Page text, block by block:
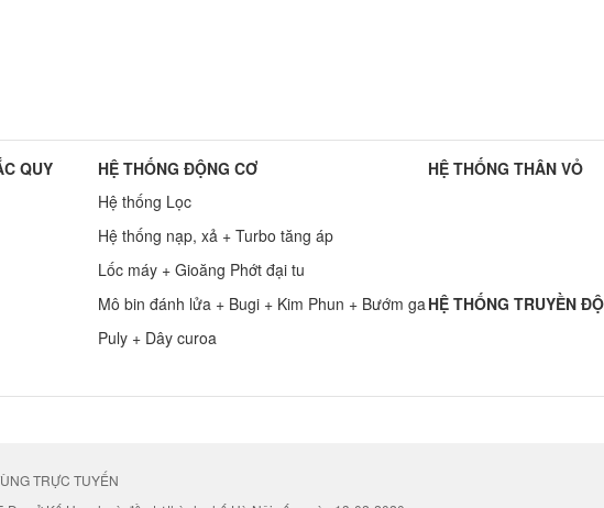
QUY
HỆ THỐNG ĐỘNG CƠ
Hệ thống Lọc
Hệ thống nạp, xả + Turbo tăng áp
Lốc máy + Gioăng Phớt đại tu
Mô bin đánh lửa + Bugi + Kim Phun + Bướm ga
Puly + Dây curoa
HỆ THỐNG THÂN VỎ
HỆ THỐNG TRUYỀN
TRỰC TUYẾN